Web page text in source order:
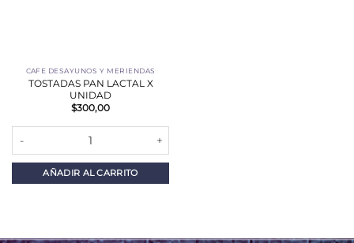
CAFE DESAYUNOS Y MERIENDAS
TOSTADAS PAN LACTAL X
UNIDAD
$300,00
AÑADIR AL CARRITO